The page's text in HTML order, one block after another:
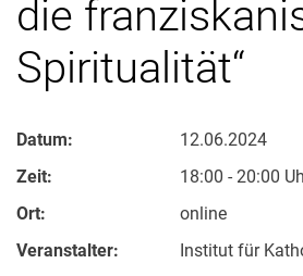
die
Spiritualität“
Datum:
12.06.2024
Zeit:
18:00 - 20:00
Ort:
online
Veranstalter:
Institut für